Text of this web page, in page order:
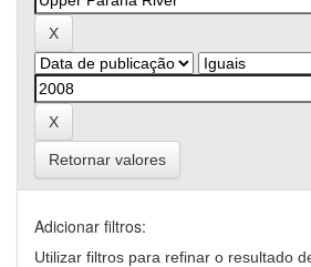
Retornar valores
Adicionar filtros:
Utilizar filtros para refinar o resultado